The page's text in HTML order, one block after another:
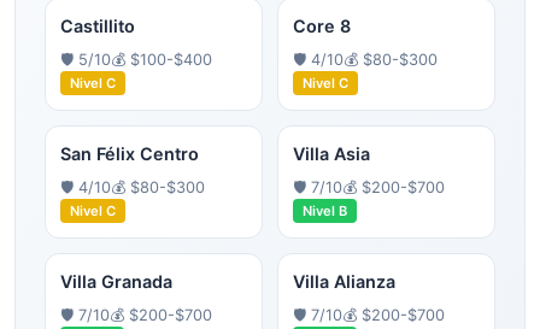
Castillito
🛡️ 5/10💰 $100-$400
Nivel C
Core 8
🛡️ 4/10💰 $80-$300
Nivel C
San Félix Centro
🛡️ 4/10💰 $80-$300
Nivel C
Villa Asia
🛡️ 7/10💰 $200-$700
Nivel B
Villa Granada
🛡️ 7/10💰 $200-$700
Villa Alianza
🛡️ 7/10💰 $200-$700